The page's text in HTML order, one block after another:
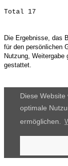
Diese
optimale
ermöglichen.
Die Ergebnisse, das
für den persönlichen
Nutzung,
gestattet.